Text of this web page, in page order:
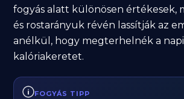
fogyás alatt különösen értékesek,
és rostarányuk révén lassítják az
anélkül, hogy megterhelnék a napi
kalóriakeretet.
FOGYÁS TIPP